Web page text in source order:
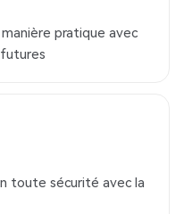
pratique avec
toute sécurité avec la